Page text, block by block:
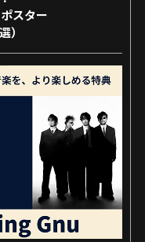
スター
）